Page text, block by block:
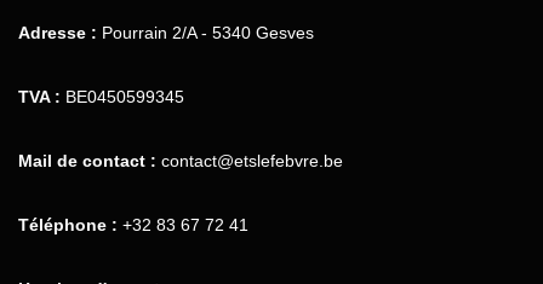
Adresse : Pourrain 2/A - 5340 Gesves
TVA : BE0450599345
Mail de contact : contact@etslefebvre.be
Téléphone : +32 83 67 72 41